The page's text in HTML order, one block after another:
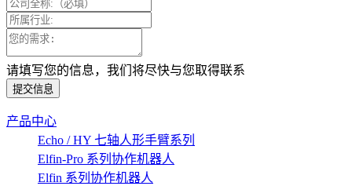
请填写您的信息，我们将尽快与您取得联系
提交信息
产品中心
Echo / HY 七轴人形手臂系列
Elfin-Pro 系列协作机器人
Elfin 系列协作机器人